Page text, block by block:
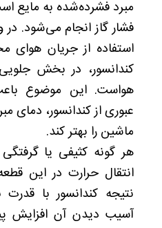
مبرد فشرده‌شده به مایع
فشار گاز انجام می‌شود. در
استفاده از جریان
کندانسور، در بخش
هواست. این موضوع
عبوری از کندانسور، دمای
ماشین را بهتر کند.
هر گونه کثیفی یا
انتقال حرارت در این
نتیجه کندانسور با
آسیب دیدن آن افزایش